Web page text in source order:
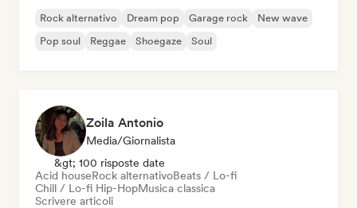
Rock alternativo Dream pop Garage rock
New wave
Pop soul
Reggae Shoegaze Soul
Zoila Antonio
Media/Giornalista
&gt; 100 risposte date
Acid houseRock alternativoBeats / Lo-fi
Chill / Lo-fi Hip-HopMusica classica
Scrivere articoli